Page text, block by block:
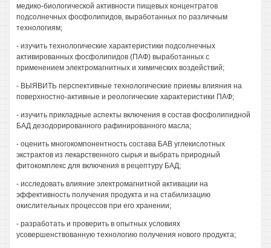
медико-биологической активности пищевых концентратов
подсолнечных фосфолипидов, выработанных по различным
технологиям;
- изучить технологические характеристики подсолнечных
активированных фосфолипидов (ПАФ) выработанных с
применением электромагнитных и химических воздействий;
- ВЫЯВИТЬ перспективные технологические приемы влияния на
поверхностно-активные и реологические характеристики ПАФ;
- изучить прикладные аспекты включения в состав фосфолипидной
БАД дезодорированного рафинированного масла;
- оценить многокомпонентность состава БАВ углекислотных
экстрактов из лекарственного сырья и выбрать природный
фитокомплекс для включения в рецептуру БАД;
- исследовать влияние электромагнитной активации на
эффективность получения продукта и на стабилизацию
окислительных процессов при его хранении;
- разработать и проверить в опытных условиях
усовершенствованную технологию получения нового продукта;